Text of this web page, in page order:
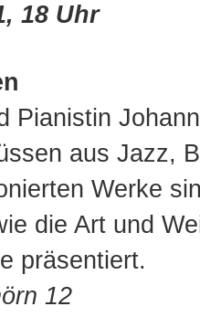
18 Uhr
Pianistin
aus Jazz,
Werke
die Art und
präsentiert.
12